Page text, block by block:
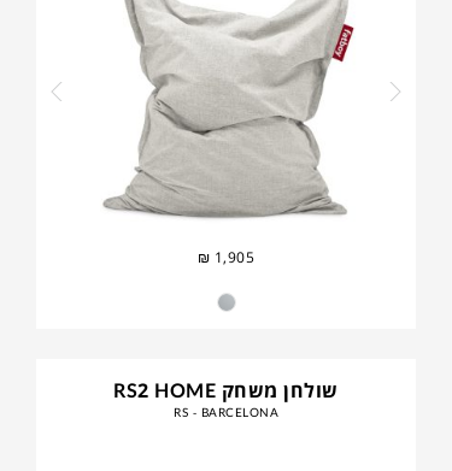
₪ 1,905
שולחן משחק RS2 HOME
RS - BARCELONA